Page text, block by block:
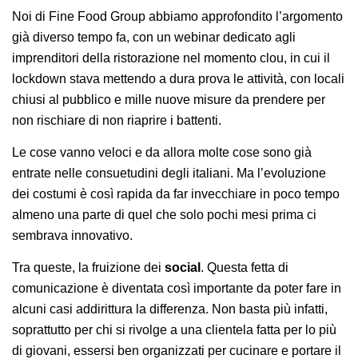
Noi di Fine Food Group abbiamo approfondito l’argomento
già diverso tempo fa, con un webinar dedicato agli
imprenditori della ristorazione nel momento clou, in cui il
lockdown stava mettendo a dura prova le attività, con locali
chiusi al pubblico e mille nuove misure da prendere per
non rischiare di non riaprire i battenti.
Le cose vanno veloci e da allora molte cose sono già
entrate nelle consuetudini degli italiani. Ma l’evoluzione
dei costumi è così rapida da far invecchiare in poco tempo
almeno una parte di quel che solo pochi mesi prima ci
sembrava innovativo.
Tra queste, la fruizione dei social . Questa fetta di
comunicazione è diventata così importante da poter fare in
alcuni casi addirittura la differenza. Non basta più infatti,
soprattutto per chi si rivolge a una clientela fatta per lo più
di giovani, essersi ben organizzati per cucinare e portare il